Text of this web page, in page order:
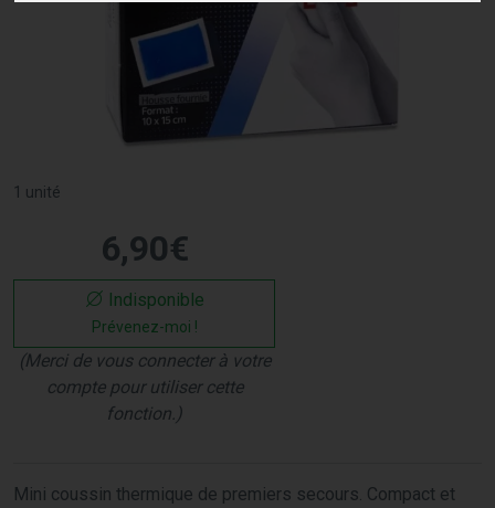
1 unité
6,90€
Indisponible
Prévenez-moi !
(Merci de vous connecter à votre
compte pour utiliser cette
fonction.)
Mini coussin thermique de premiers secours. Compact et